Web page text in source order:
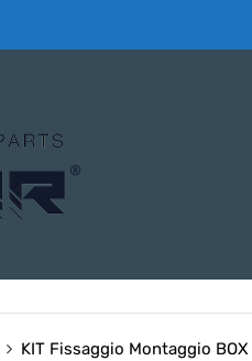
KIT Fissaggio Montaggio BOX